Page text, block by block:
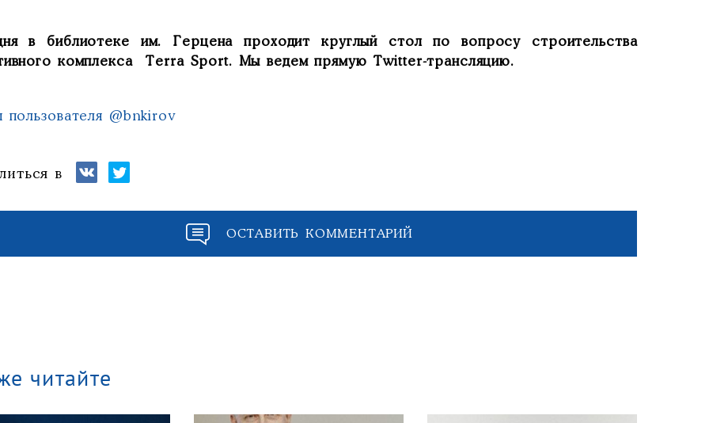
в библиотеке им. Герцена проходит круглый стол по вопросу строительства
комплекса Terra Sport. Мы ведем прямую Twitter-трансляцию.
пользователя @bnkirov
в
ОСТАВИТЬ КОММЕНТАРИЙ
читайте